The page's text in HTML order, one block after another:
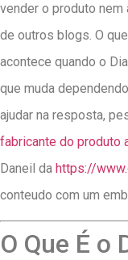
vender o produto
de outros blogs. O
acontece quando o
que muda
ajudar na resposta,
fabricante do produto
Daneil da https://
conteudo com um
O Que É o